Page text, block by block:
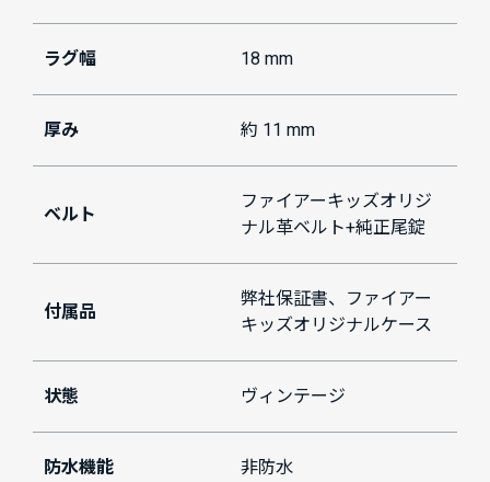
ラグ幅 18 mm
厚み 約 11 mm
ベルト
ファイアーキッズオリジ
ナル革ベルト+純正尾錠
付属品
弊社保証書、ファイアー
キッズオリジナルケース
状態 ヴィンテージ
防水機能 非防水